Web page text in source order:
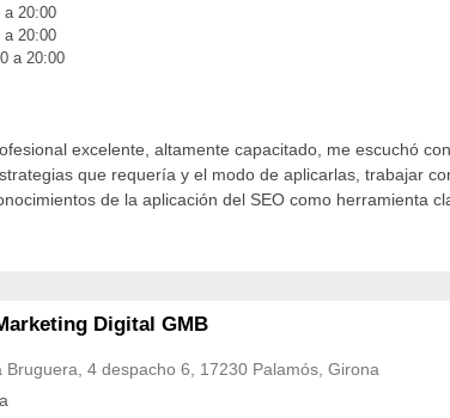
20:00
20:00
a 20:00
excelente, altamente capacitado, me escuchó
que requería y el modo de aplicarlas, trabajar
de la aplicación del SEO como herramienta
Digital GMB
Bruguera, 4 despacho 6, 17230 Palamós, Girona